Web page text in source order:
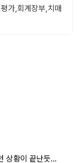
가,회계장부,치매
상황이 끝난듯...